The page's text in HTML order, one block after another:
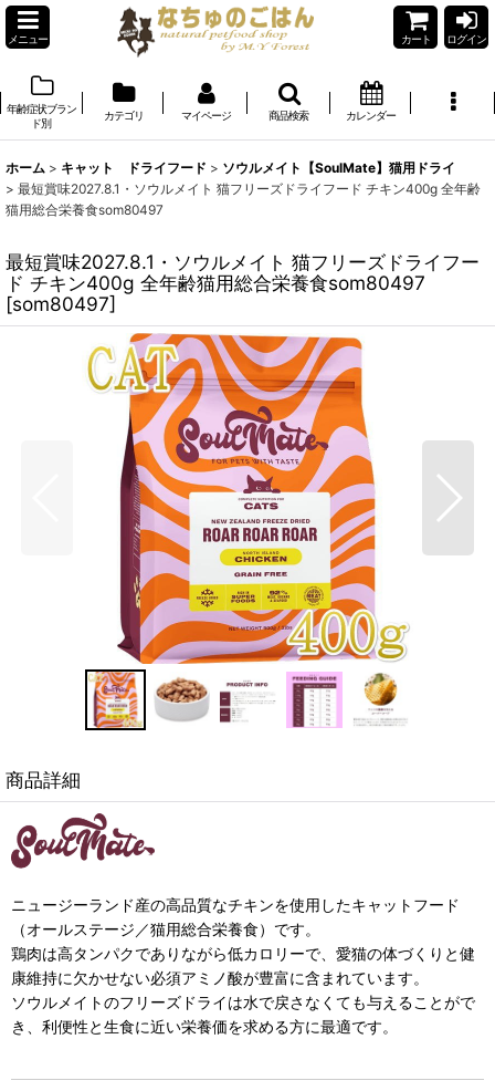
メニュー カート ログイン
年齢症状ブラン
ド別
カテゴリ マイページ 商品検索 カレンダー
ホーム > キャット ドライフード > ソウルメイト【SoulMate】猫用ドライ
> 最短賞味2027.8.1・ソウルメイト 猫フリーズドライフード チキン400g 全年齢
猫用総合栄養食som80497
最短賞味2027.8.1・ソウルメイト 猫フリーズドライフー
ド チキン400g 全年齢猫用総合栄養食som80497
[som80497]
商品詳細
ニュージーランド産の高品質なチキンを使用したキャットフード
（オールステージ／猫用総合栄養食）です。
鶏肉は高タンパクでありながら低カロリーで、愛猫の体づくりと健
康維持に欠かせない必須アミノ酸が豊富に含まれています。
ソウルメイトのフリーズドライは水で戻さなくても与えることがで
き、利便性と生食に近い栄養価を求める方に最適です。